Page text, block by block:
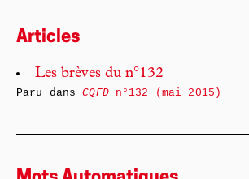
Articles
Les brèves du n°132
Paru dansCQFDn°132 (mai 2015)